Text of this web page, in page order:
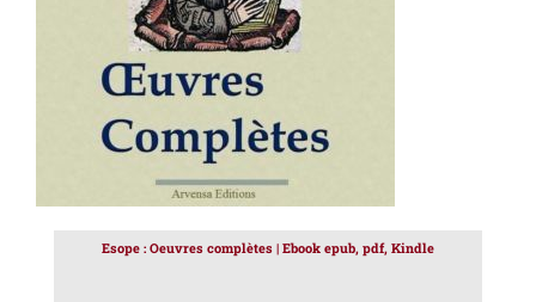
Esope : Oeuvres complètes | Ebook epub, pdf, Kindle